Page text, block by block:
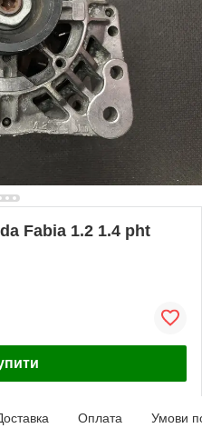
Fabia 1.2 1.4 pht
Оплата Умови